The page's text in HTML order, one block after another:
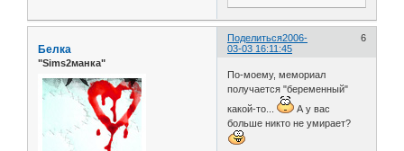
Поделиться 6
2006-
03-03 16:11:45
Белка
"Sims2манка"
По-моему, мемориал
получается "беременный"
какой-то...
А у вас
больше никто не умирает?